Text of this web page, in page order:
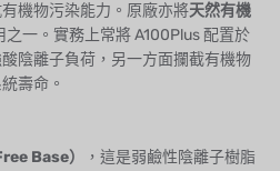
機物污染能力。原廠亦將天然有機
之一。實務上常將 A100Plus 配置於
陰離子負荷，另一方面攔截有機物
壽命。
Base）
，這是弱鹼性陰離子樹脂